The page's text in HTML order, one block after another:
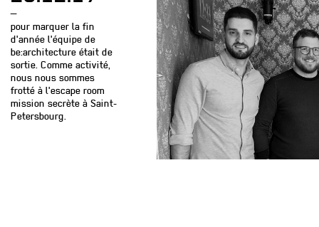
—
pour marquer la fin
d'année l'équipe de
be:architecture était de
sortie. Comme activité,
nous nous sommes
frotté à l'escape room
mission secrète à Saint-
Petersbourg.